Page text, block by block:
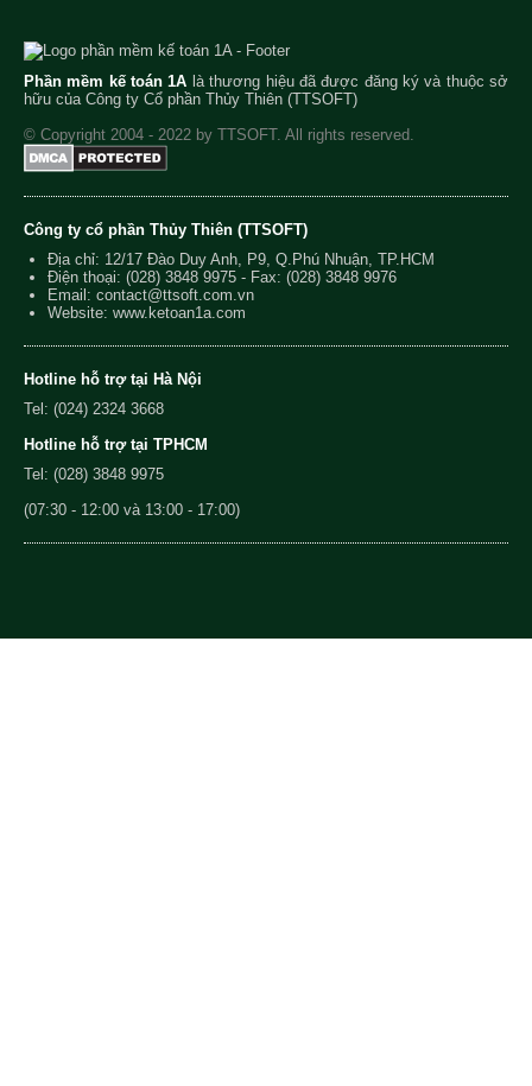
Phần mềm kế toán 1A là thương hiệu đã được đăng ký và thuộc sở
hữu của Công ty Cổ phần Thủy Thiên (TTSOFT)
© Copyright 2004 - 2022 by TTSOFT. All rights reserved.
Công ty cổ phần Thủy Thiên (TTSOFT)
Địa chỉ: 12/17 Đào Duy Anh, P9, Q.Phú Nhuận, TP.HCM
Điện thoại: (028) 3848 9975 - Fax: (028) 3848 9976
Email: contact@ttsoft.com.vn
Website: www.ketoan1a.com
Hotline hỗ trợ tại Hà Nội
Tel: (024) 2324 3668
Hotline hỗ trợ tại TPHCM
Tel: (028) 3848 9975
(07:30 - 12:00 và 13:00 - 17:00)